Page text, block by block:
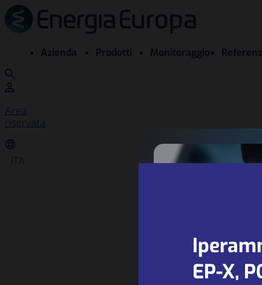
Azienda Prodotti Monitoraggio
Area
riservata
ITA
EP-X,